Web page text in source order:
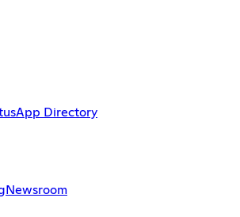
App Directory
Newsroom